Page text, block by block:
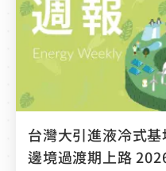
台灣大引進液冷式
邊境過渡期上路